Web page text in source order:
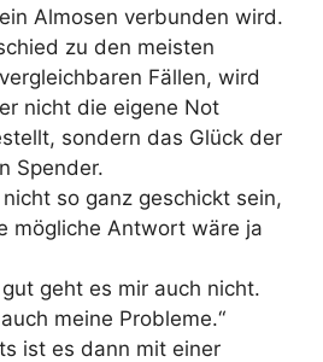
Almosen verbunden wird.
zu den meisten
Fällen, wird
nicht die eigene Not
sondern das Glück der
Spender.
so ganz geschickt sein,
mögliche Antwort wäre ja
gut geht es mir auch nicht.
meine Probleme.“
ist es dann mit einer